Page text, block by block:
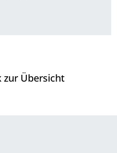
zur Übersicht